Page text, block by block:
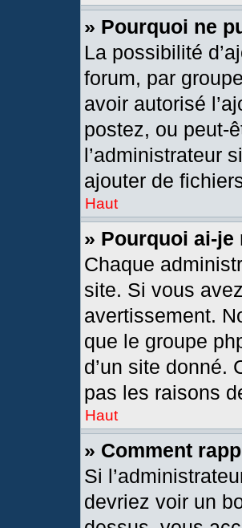
» Pourquoi ne
La possibilité
forum, par
avoir autorisé
postez, ou peut-
l’administrateur
ajouter de
Haut
» Pourquoi ai-
Chaque
site. Si vous
avertissement.
que le groupe
d’un site donné.
pas les raisons
Haut
» Comment
Si
devriez voir un